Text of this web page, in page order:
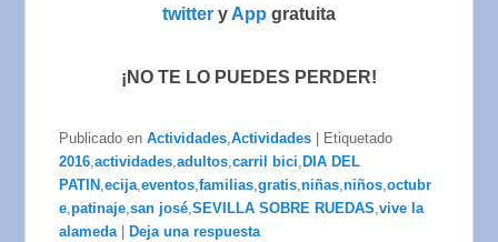
twitter y App gratuita
¡NO TE LO PUEDES PERDER!
Publicado en Actividades,Actividades
Etiquetado
2016,actividades,adultos,carril bici, DIA DEL
PATIN ,ecija,eventos,familias,gratis,niñas,niños,octubr
e,patinaje,san josé,SEVILLA SOBRE RUEDAS,vive la
alameda
Deja una respuesta